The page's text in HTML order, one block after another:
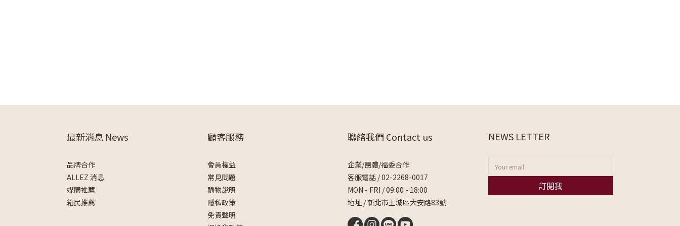
最新消息 News
品牌合作
ALLEZ 消息
媒體推薦
箱民推薦
顧客服務
會員權益
常見問題
購物說明
隱私政策
免責聲明
聯絡我們 Contact us
企業/團體/福委合作
客服電話 /02-2268-0017
MON - FRI / 09:00 - 18:00
地址 / 新北市土城區大安路83號
NEWS LETTER
訂閱我